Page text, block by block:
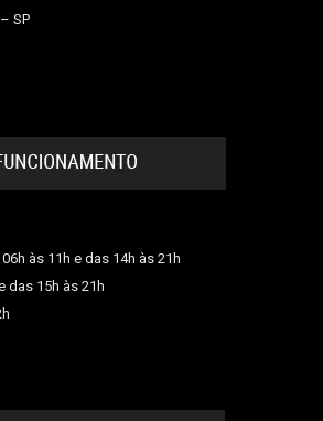
SP
às 11h e das 14h às 21h
das 15h às 21h